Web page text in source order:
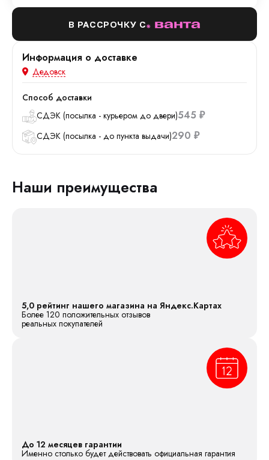
В РАССРОЧКУ С
Информация о доставке
Дедовск
Способ доставки
СДЭК (посылка - курьером до двери)545 ₽
СДЭК (посылка - до пункта выдачи)290 ₽
Наши преимущества
5,0 рейтинг нашего магазина на Яндекс.Картах
Более 120 положительных отзывов
реальных покупателей
До 12 месяцев гарантии
Именно столько будет действовать официальная гарантия